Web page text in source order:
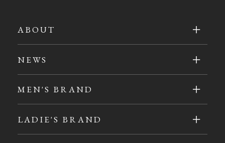
ABOUT
NEWS
MEN'S BRAND
LADIE'S BRAND